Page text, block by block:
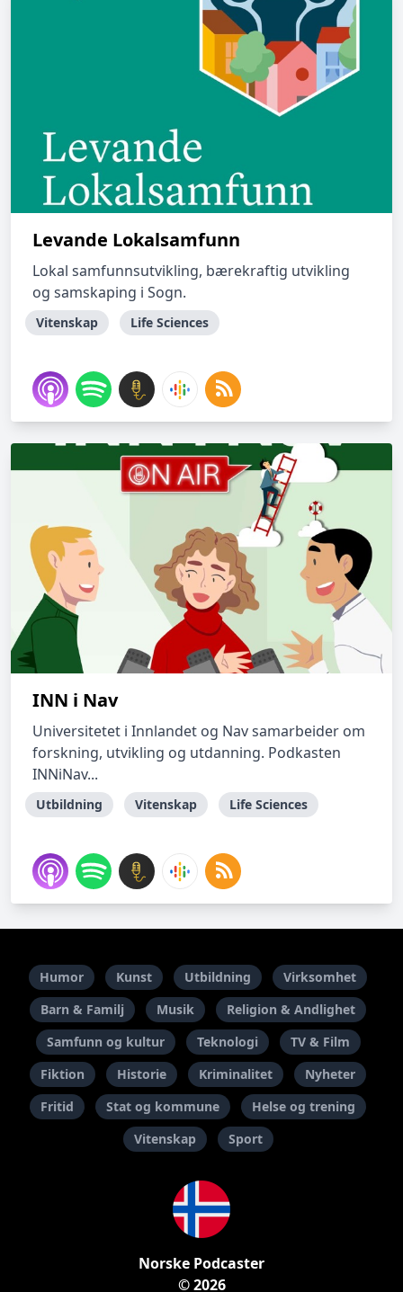
Levande Lokalsamfunn
Lokal samfunnsutvikling, bærekraftig utvikling
og samskaping i Sogn.
Vitenskap Life Sciences
INN i Nav
Universitetet i Innlandet og Nav samarbeider om
forskning, utvikling og utdanning. Podkasten
INNiNav...
Utbildning Vitenskap Life Sciences
Humor Kunst Utbildning
Virksomhet
Barn & Familj
Musik
Religion & Andlighet
Samfunn og kultur
Teknologi
TV & Film
Fiktion
Historie Kriminalitet
Nyheter
Fritid
Stat og kommune
Helse og trening
Vitenskap
Sport
Norske Podcaster
© 2026